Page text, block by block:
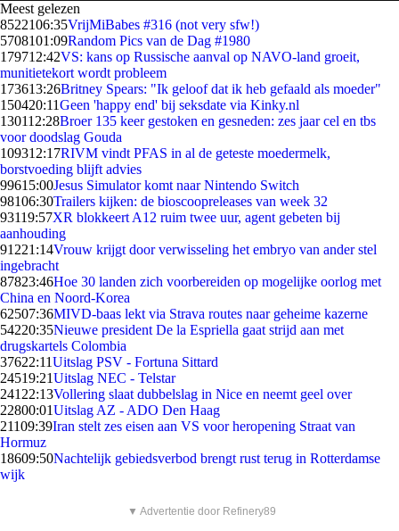
Meest gelezen
8522106:35VrijMiBabes #316 (not very sfw!)
5708101:09Random Pics van de Dag #1980
179712:42VS: kans op Russische aanval op NAVO-land groeit,
munitietekort wordt probleem
173613:26Britney Spears: "Ik geloof dat ik heb gefaald als moeder"
150420:11Geen 'happy end' bij seksdate via Kinky.nl
130112:28Broer 135 keer gestoken en gesneden: zes jaar cel en tbs
voor doodslag Gouda
109312:17RIVM vindt PFAS in al de geteste moedermelk,
borstvoeding blijft advies
99615:00Jesus Simulator komt naar Nintendo Switch
98106:30Trailers kijken: de bioscoopreleases van week 32
93119:57XR blokkeert A12 ruim twee uur, agent gebeten bij
aanhouding
91221:14Vrouw krijgt door verwisseling het embryo van ander stel
ingebracht
87823:46Hoe 30 landen zich voorbereiden op mogelijke oorlog met
China en Noord-Korea
62507:36MIVD-baas lekt via Strava routes naar geheime kazerne
54220:35Nieuwe president De la Espriella gaat strijd aan met
drugskartels Colombia
37622:11Uitslag PSV - Fortuna Sittard
24519:21Uitslag NEC - Telstar
241 22:13Vollering slaat dubbelslag in Nice en neemt geel over
22800:01Uitslag AZ - ADO Den Haag
21109:39Iran stelt zes eisen aan VS voor heropening Straat van
Hormuz
18609:50Nachtelijk gebiedsverbod brengt rust terug in Rotterdamse
wijk
▼ Advertentie door Refinery89